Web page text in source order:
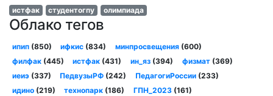
истфак студентогпу олимпиада
Облако тегов
ипип(850) ифкис (834) минпросвещения(600)
филфак(445) истфак (431) ин_яз(394) физмат(369)
иеиэ(337) ПедвузыРФ (242) ПедагогиРоссии(233)
идино(219) технопарк (186) ГПН_2023(161)